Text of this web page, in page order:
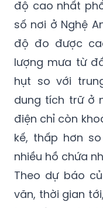
gắt xảy ra từ
ngày 20 đến 23
độ cao nhất
số nơi ở Nghệ
độ đo được
lượng mưa từ
hụt so với
dung tích trữ ở
điện chỉ còn
kế, thấp hơn
nhiều hồ chứa